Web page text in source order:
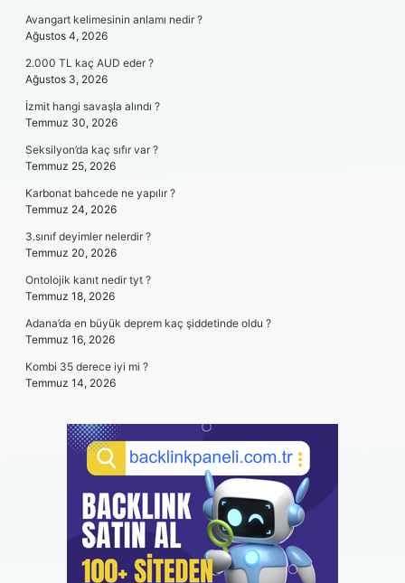
Avangart kelimesinin anlamı nedir ?
Ağustos 4, 2026
2.000 TL kaç AUD eder ?
Ağustos 3, 2026
İzmit hangi savaşla alındı ?
Temmuz 30, 2026
Seksilyon’da kaç sıfır var ?
Temmuz 25, 2026
Karbonat bahcede ne yapılır ?
Temmuz 24, 2026
3.sınıf deyimler nelerdir ?
Temmuz 20, 2026
Ontolojik kanıt nedir tyt ?
Temmuz 18, 2026
Adana’da en büyük deprem kaç şiddetinde oldu ?
Temmuz 16, 2026
Kombi 35 derece iyi mi ?
Temmuz 14, 2026